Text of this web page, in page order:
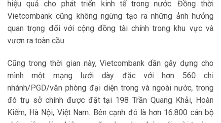
hiệu quả cho phát triển kinh tế trong nước. Đồng thời
Vietcombank cũng không ngừng tạo ra những ảnh hưởng
quan trọng đối với cộng đồng tài chính trong khu vực và
vươn ra toàn cầu.
Cũng trong thời gian này, Vietcombank dần gây dựng cho
mình một mạng lưới dày đặc với hơn 560 chi
nhánh/PGD/văn phòng đại diện trong và ngoài nước, trong
đó trụ sở chính được đặt tại 198 Trần Quang Khải, Hoàn
Kiếm, Hà Nội, Việt Nam. Bên cạnh đó là hơn 16.800 cán bộ